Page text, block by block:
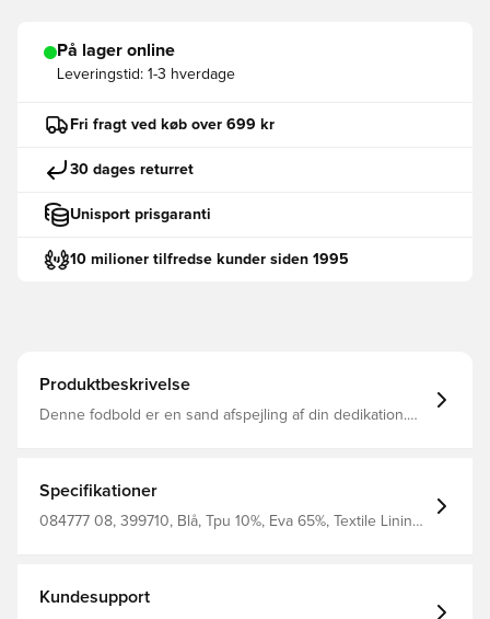
På lager online
Leveringstid: 1-3 hverdage
Fri fragt ved køb over 699 kr
30 dages returret
Unisport prisgaranti
10 milioner tilfredse kunder siden 1995
Produktbeskrivelse
Denne fodbold er en sand afspejling af din dedikation.
den store kamp, holder denne bold din holdånd levende
ved hvert spark, hvilket får hver kamp til at føles som en
fejring af loyalitet og stolthed. Mini fodbold størrelse
Specifikationer
084777 08, 399710, Blå, Tpu 10%, Eva 65%, Textile Lining
Kundesupport